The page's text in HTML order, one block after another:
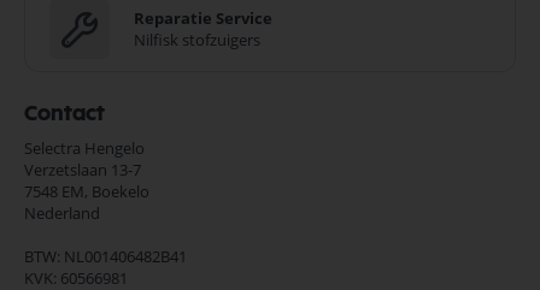
Reparatie Service
Nilfisk stofzuigers
Contact
Selectra Hengelo
Verzetslaan 13-7
7548 EM, Boekelo
Nederland
BTW: NL001406482B41
KVK: 60566981